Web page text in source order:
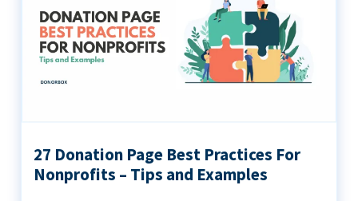
27 Donation Page Best Practices For
Nonprofits – Tips and Examples